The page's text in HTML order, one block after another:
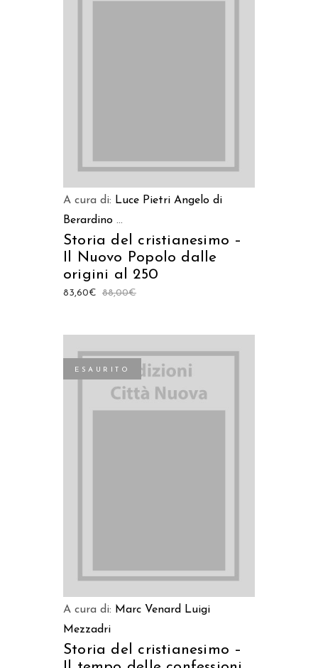
A cura di: Luce Pietri Angelo di
Berardino ...
Storia del cristianesimo –
Il Nuovo Popolo dalle
origini al 250
88,00€
83,60€
ESAURITO
A cura di: Marc Venard
Luigi
Mezzadri
Storia del cristianesimo –